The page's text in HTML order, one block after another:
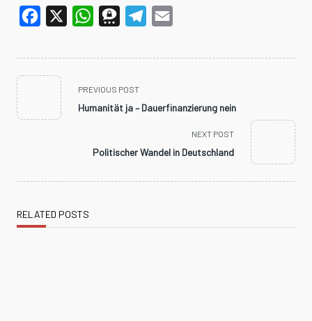
Facebook WhatsAppThreemaTelegram
<span
class="nav-
subtitle
PREVIOUS POST
Humanität ja – Dauerfinanzierung nein
NEXT POST
Politischer Wandel in Deutschland
RELATED POSTS